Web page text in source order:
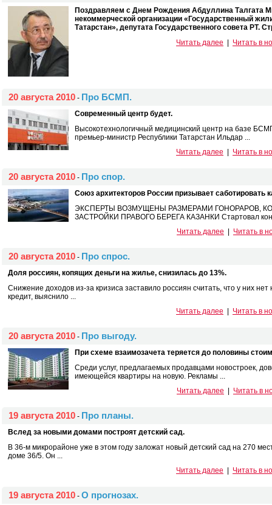
Поздравляем с Днем Рождения Абдуллина Талгата
некоммерческой организации «Государственный
Татарстан», депутата Государственного совета РТ.
Читать далее
Читать в
20 августа 2010 - Про БСМП.
Современный центр будет.
Высокотехнологичный медицинский центр на базе
премьер-министр Республики Татарстан Ильдар ...
Читать далее
Читать в
20 августа 2010 - Про спор.
Союз архитекторов России призывает саботировать
ЭКСПЕРТЫ ВОЗМУЩЕНЫ РАЗМЕРАМИ ГОНОРАРОВ,
ЗАСТРОЙКИ ПРАВОГО БЕРЕГА КАЗАНКИ Стартовал
Читать далее
Читать в
20 августа 2010 - Про спрос.
Доля россиян, копящих деньги на жилье, снизилась до 13%.
Снижение доходов из-за кризиса заставило россиян считать, что у них
кредит, выяснило ...
Читать далее
Читать в
20 августа 2010 - Про выгоду.
При схеме взаимозачета теряется до половины
Среди услуг, предлагаемых продавцами новостроек,
имеющейся квартиры на новую. Рекламы ...
Читать далее
Читать в
19 августа 2010 - Про планы.
Вслед за новыми домами построят детский сад.
В 36-м микрорайоне уже в этом году заложат новый детский сад на 270
доме 36/5. Он ...
Читать далее
Читать в
19 августа 2010 - О прогнозах.